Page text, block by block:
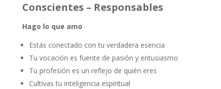
Conscientes – Responsables
Hago lo que amo
Estás conectado con tu verdadera esencia
Tu vocación es fuente de pasión y entusiasmo
Tu profesión es un reflejo de quién eres
Cultivas tu inteligencia espiritual